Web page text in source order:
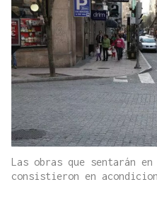
Las obras que sentarán
consistieron en